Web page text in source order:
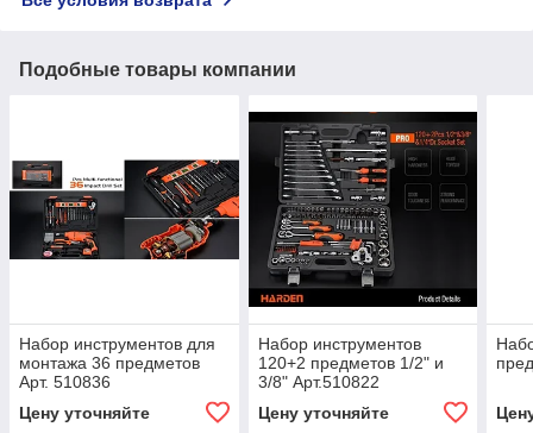
Подобные товары компании
Набор инструментов для
монтажа 36 предметов
Арт. 510836
Цену уточняйте
Набор инструментов
120+2 предметов 1/2" и
3/8" Арт.510822
Цену уточняйте